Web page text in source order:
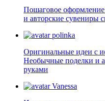
Пошаговое оформление
и авторские сувениры
polinka
Оригинальные идеи с
Необычные поделки и
руками
Vanessa